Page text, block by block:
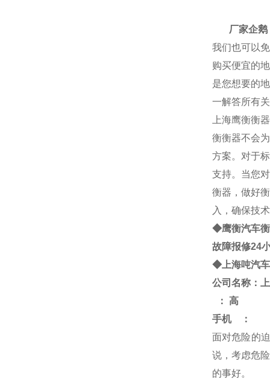
厂家企鹅
我们也可以
购买便宜的
是您想要的
一解答所有
上海鹰衡衡
衡衡器不会
方案。对于
支持。当您
衡器，做好
入，确保技
◆鹰衡汽车衡
故障报修24
◆上海吨汽
公司名称：
： 高
手机
：
面对危险的
说，考虑危
的事好。